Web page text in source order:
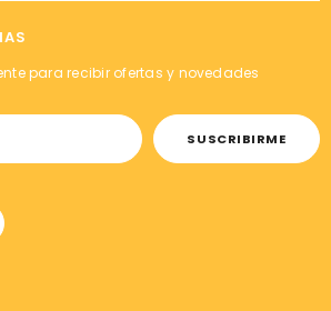
para recibir ofertas y novedades
SUSCRIBIRME